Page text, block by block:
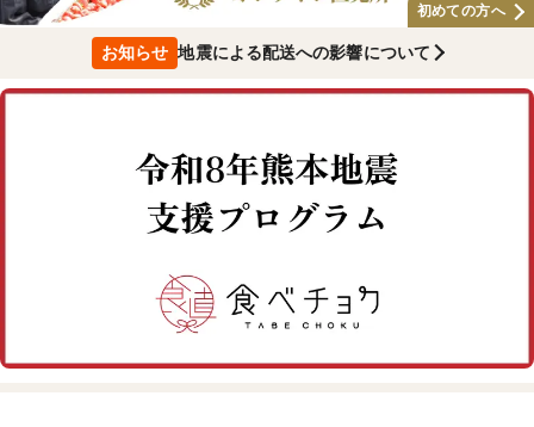
初めての方へ
お知らせ 地震による配送への影響について